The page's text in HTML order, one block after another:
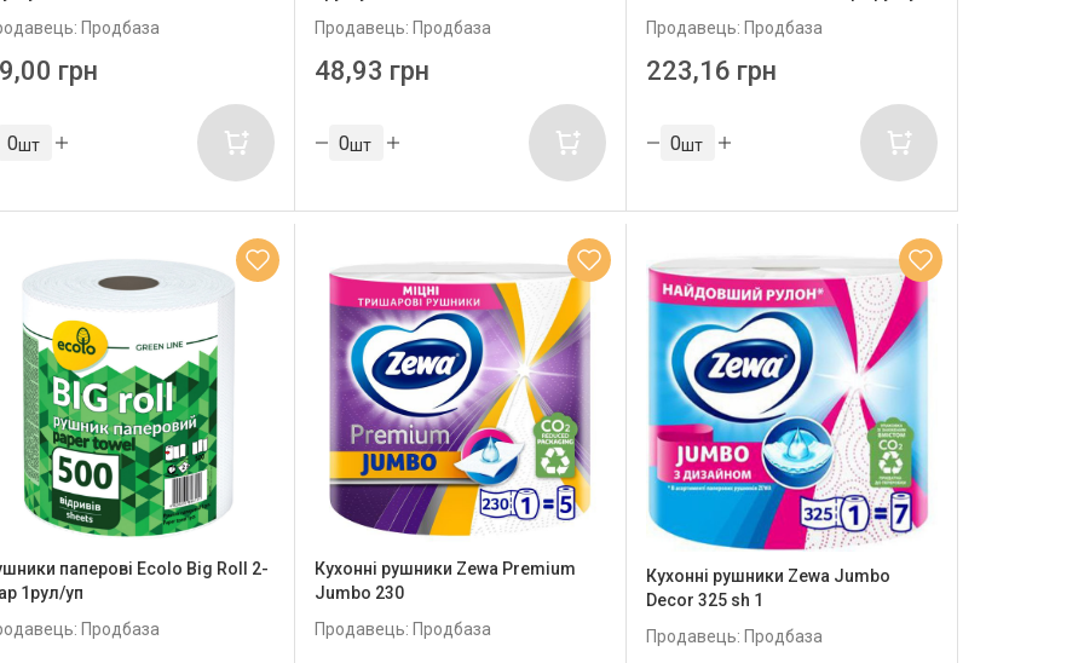
Продбаза
грн
шт
Продавець: Продбаза
48,93 грн
шт
Продавець: Продбаза
223,16 грн
шт
паперові Ecolo Big Roll 2-
1рул/уп
Продбаза
Кухонні рушники Zewa Premium
Jumbo 230
Продавець: Продбаза
Кухонні рушники Zewa Jumbo
Decor 325 sh 1
Продавець: Продбаза